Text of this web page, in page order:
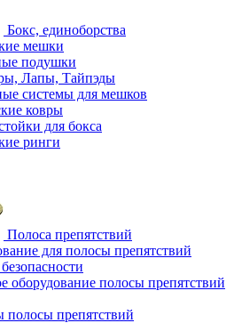
Бокс, единоборства
мешки
подушки
Лапы, Тайпэды
системы для мешков
ковры
для бокса
ринги
Полоса препятствий
для полосы препятствий
оборудование полосы препятствий
полосы препятствий